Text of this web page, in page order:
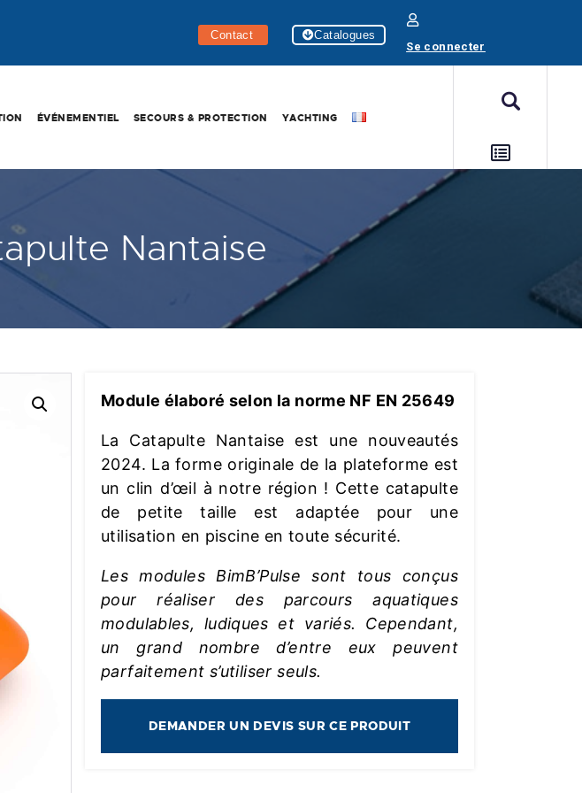
Contact
Catalogues
Se connecter
ÉVÉNEMENTIEL SECOURS & PROTECTION YACHTING
Nantaise
Module élaboré selon la norme NF EN 25649
La Catapulte Nantaise est une nouveautés
2024. La forme originale de la plateforme est
un clin d’œil à notre région ! Cette catapulte
de petite taille est adaptée pour une
utilisation en piscine en toute sécurité.
Les modules BimB’Pulse sont tous conçus
pour réaliser des parcours aquatiques
modulables, ludiques et variés. Cependant,
un grand nombre d’entre eux peuvent
parfaitement s’utiliser seuls.
DEMANDER UN DEVIS SUR CE PRODUIT